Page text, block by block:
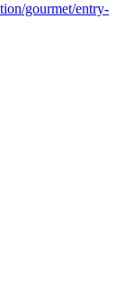
gourmet/entry-